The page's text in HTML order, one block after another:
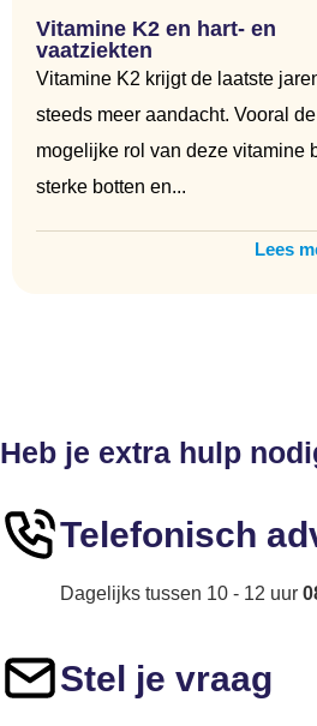
Vitamine K2 en hart- en
vaatziekten
Vitamine K2 krijgt de laatste
steeds meer aandacht. Vooral de
mogelijke rol van deze vitamine
sterke botten en...
Lees
Heb je extra hulp
Telefonisch
Dagelijks tussen 10 - 12 uur
Stel je vraag